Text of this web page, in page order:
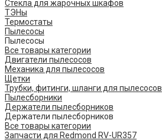
Стекла для жарочных шкафов
ТЭНы
Термостаты
Пылесосы
Пылесосы
Все товары категории
Двигатели пылесосов
Механика для пылесосов
Щетки
Трубки, фитинги, шланги для пылесосов
Пылесборники
Держатели пылесборников
Держатели пылесборников
Все товары категории
Запчасти для Redmond RV-UR357